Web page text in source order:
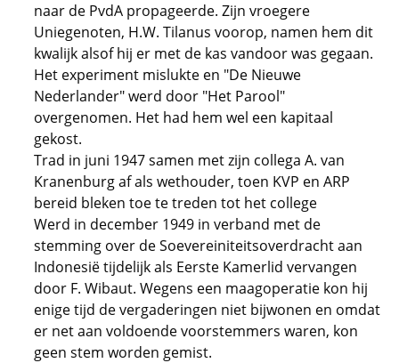
naar de PvdA propageerde. Zijn vroegere
Uniegenoten, H.W. Tilanus voorop, namen hem dit
kwalijk alsof hij er met de kas vandoor was gegaan.
Het experiment mislukte en "De Nieuwe
Nederlander" werd door "Het Parool"
overgenomen. Het had hem wel een kapitaal
gekost.
Trad in juni 1947 samen met zijn collega A. van
Kranenburg af als wethouder, toen KVP en ARP
bereid bleken toe te treden tot het college
Werd in december 1949 in verband met de
stemming over de Soevereiniteitsoverdracht aan
Indonesië tijdelijk als Eerste Kamerlid vervangen
door F. Wibaut. Wegens een maagoperatie kon hij
enige tijd de vergaderingen niet bijwonen en omdat
er net aan voldoende voorstemmers waren, kon
geen stem worden gemist.